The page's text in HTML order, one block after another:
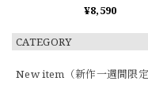
CATEGORY
New item（新作一週間限定
¥8,590